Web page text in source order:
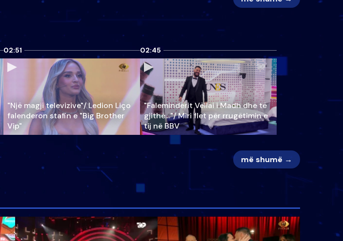
02:51
"Një magji televizive"/ Ledion Liço
falenderon stafin e "Big Brother
Vip"
02:45
"Faleminderit Vëllai i Madh dhe të
gjithë…"/ Miri flet për rrugëtimin e
tij në BBV
më shumë →